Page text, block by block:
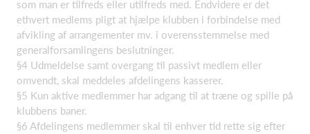
som man er tilfreds eller utilfreds med. Endvidere er det
ethvert medlems pligt at hjælpe klubben i forbindelse med
afvikling af arrangementer mv. i overensstemmelse med
generalforsamlingens beslutninger.
§4 Udmeldelse samt overgang til passivt medlem eller
omvendt, skal meddeles afdelingens kasserer.
§5 Kun aktive medlemmer har adgang til at træne og spille på
klubbens baner.
§6 Afdelingens medlemmer skal til enhver tid rette sig efter